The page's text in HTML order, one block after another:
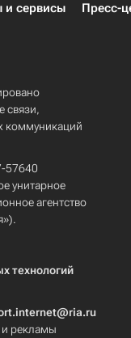
и сервисы Пресс-
связи,
коммуникаций
57640
унитарное
агентство
технологий
рекламы